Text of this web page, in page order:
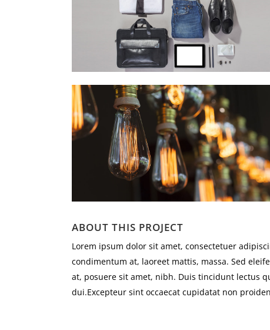
ABOUT THIS PROJECT
Lorem ipsum dolor sit amet, consectetuer
condimentum at, laoreet mattis, massa. Sed
at, posuere sit amet, nibh. Duis tincidunt lectus
dui.Excepteur sint occaecat cupidatat non